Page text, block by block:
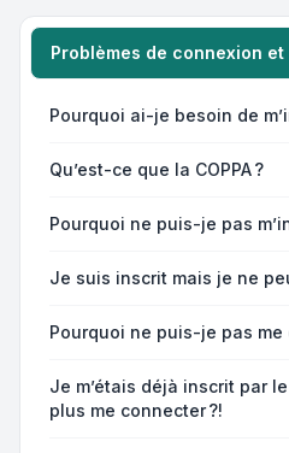
Problèmes de connexion et
Pourquoi ai-je besoin de
Qu’est-ce que la COPPA ?
Pourquoi ne puis-je pas
Je suis inscrit mais je ne
Pourquoi ne puis-je pas me
Je m’étais déjà inscrit par
plus me connecter ?!